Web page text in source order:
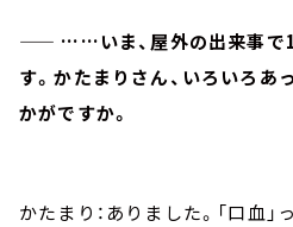
—— ……いま、屋外の出来事で1
す。かたまりさん、いろいろあ
かがですか。
かたまり：ありました。「口血